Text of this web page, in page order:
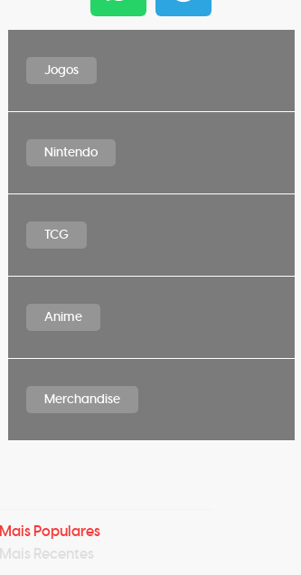
Jogos
Nintendo
TCG
Anime
Merchandise
Mais Populares
Mais Recentes